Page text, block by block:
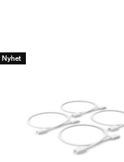
vikt
Nyhet